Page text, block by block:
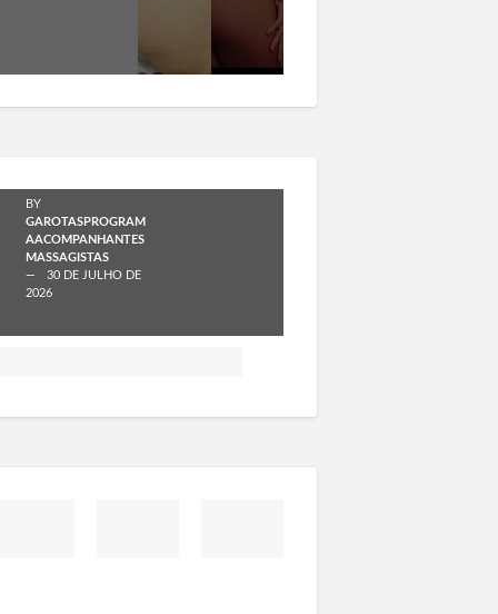
ma
BY
GAROTASPROGRAM
AACOMPANHANTES
MASSAGISTAS
30 DE JULHO DE
2026